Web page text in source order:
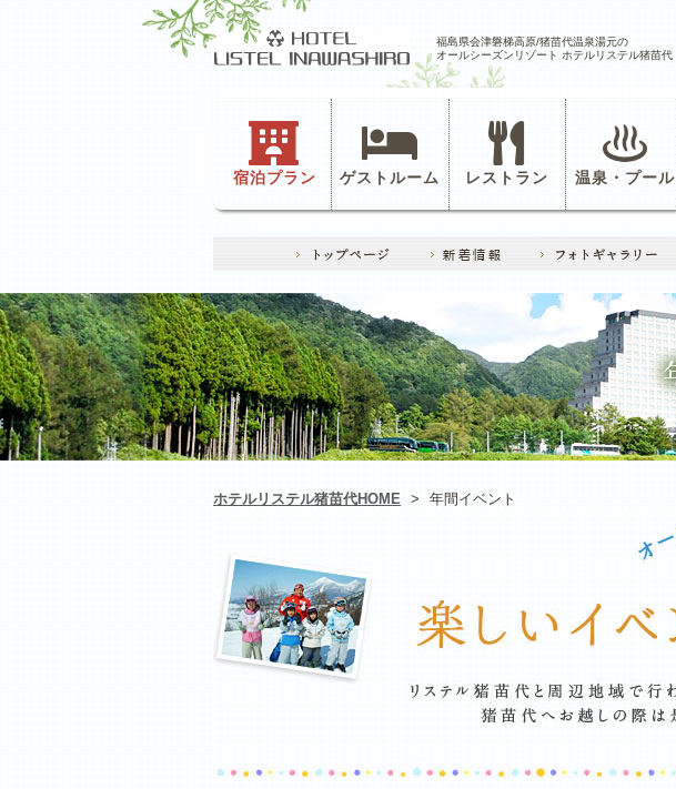
福島県会津磐梯高原/猪苗代温泉湯元の
オールシーズンリゾート ホテルリステル猪苗代
宿泊プラン ゲストルーム レストラン 温泉・プール
ホテルリステル猪苗代HOME > 年間イベント